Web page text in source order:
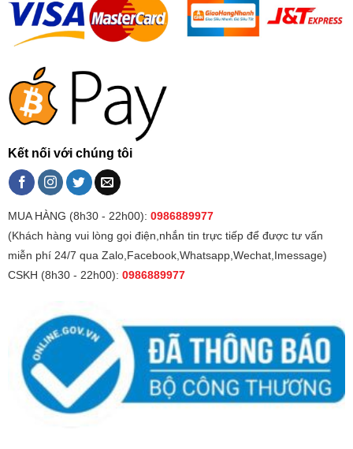
Kết nối với chúng tôi
MUA HÀNG (8h30 - 22h00): 0986889977
(Khách hàng vui lòng gọi điện,nhắn tin trực tiếp để được tư vấn
miễn phí 24/7 qua Zalo,Facebook,Whatsapp,Wechat,Imessage)
CSKH (8h30 - 22h00): 0986889977